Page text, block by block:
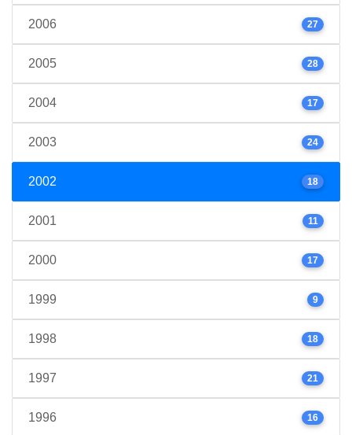
2006 27
2005 28
2004 17
2003 24
2002 18
2001 11
2000 17
1999 9
1998 18
1997 21
1996 16